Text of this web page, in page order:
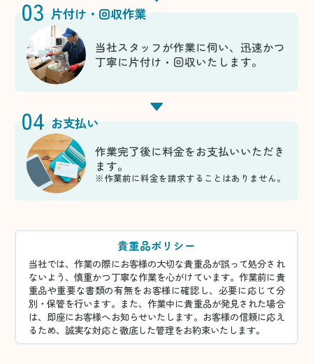
03 片付け・回収作業
当社スタッフが作業に伺い、迅速かつ
丁寧に片付け・回収いたします。
04 お支払い
作業完了後に料金をお支払いいただき
ます。
※作業前に料金を請求することはありません。
貴重品ポリシー
当社では、作業の際にお客様の大切な貴重品が誤って処分され
ないよう、慎重かつ丁寧な作業を心がけています。作業前に貴
重品や重要な書類の有無をお客様に確認し、必要に応じて分
別・保管を行います。また、作業中に貴重品が発見された場合
は、即座にお客様へお知らせいたします。お客様の信頼に応え
るため、誠実な対応と徹底した管理をお約束いたします。